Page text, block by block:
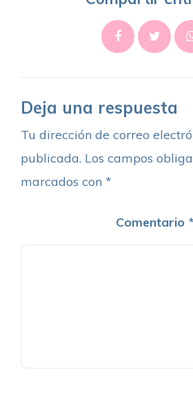
Deja una respuesta
Tu dirección de correo
publicada. Los campos
marcados con *
Comentario *